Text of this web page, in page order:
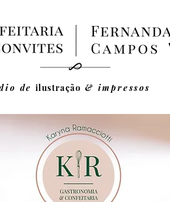
de ilustração & impressos